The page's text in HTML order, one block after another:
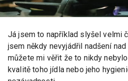
Já jsem to například slyšel velmi
jsem někdy nevyjádřil nadšení
můžete mi věřit že to nikdy
kvalitě toho jídla nebo jeho